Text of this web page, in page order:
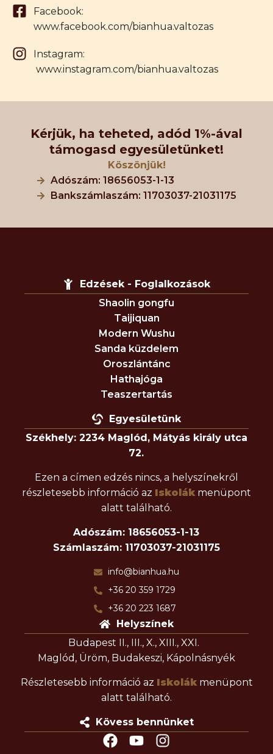
Facebook:
www.facebook.com/bianhua.valtozas
Instagram:
www.instagram.com/bianhua.valtozas
Kérjük, ha teheted, adód 1%-ával
támogasd egyesületünket!
Köszönjük!
Adószám: 18656053-1-13
Bankszámlaszám: 11703037-21031175
Edzések - Foglalkozások
Shaolin gongfu
Taijiquan
Modern Wushu
Sanda küzdelem
Oroszlántánc
Hathajóga
Teaszertartás
Egyesületünk
Székhely: 2234 Maglód, Mátyás király utca
72.
Ezen a címen edzés nincs, a helyszínekről
részletesebb információ az Iskolákmenüpont
alatt található.
Adószám: 18656053-1-13
Számlaszám: 11703037-21031175
info@bianhua.hu
+36 20 359 1729
+36 20 223 1687
Helyszínek
Budapest II., III., X., XIII., XXI.
Maglód, Üröm, Budakeszi, Kápolnásnyék
Részletesebb információ az Iskolákmenüpont
alatt található.
Kövess bennünket